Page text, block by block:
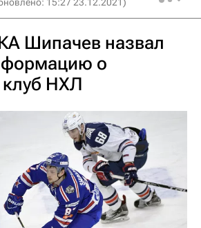
Шипачев назвал
о
клуб НХЛ